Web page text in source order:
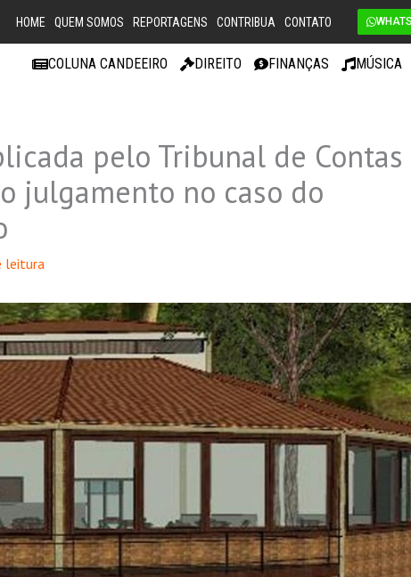
HOME QUEM SOMOS REPORTAGENS CONTRIBUA CONTATO
COLUNA CANDEEIRO DIREITO FINANÇAS MÚSICA
pelo Tribunal de Contas
julgamento no caso do
leitura